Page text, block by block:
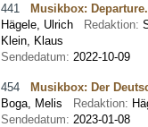
441 Musikbox:
Hägele, Ulrich
Redaktion:
Klein, Klaus
Sendedatum: 2022-10-09
454 Musikbox: Der
Boga, Melis
Redaktion:
Sendedatum: 2023-01-08